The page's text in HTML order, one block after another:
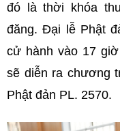
đó là thời khóa
đăng. Đại lễ Phật
cử hành vào 17
sẽ diễn ra chương
Phật đản PL. 2570.